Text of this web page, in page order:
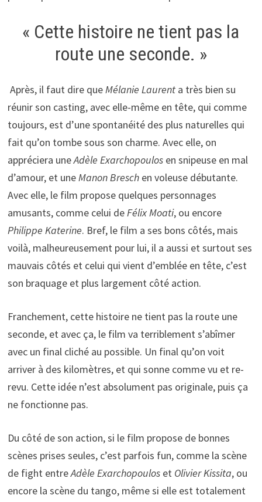
« Cette histoire ne tient pas la
route une seconde. »
Après, il faut dire queMélanie Laurenta très bien su
réunir son casting, avec elle-même en tête, qui comme
toujours, est d’une spontanéité des plus naturelles qui
fait qu’on tombe sous son charme. Avec elle, on
appréciera uneAdèle Exarchopoulosen snipeuse en mal
d’amour, et uneManon Breschen voleuse débutante.
Avec elle, le film propose quelques personnages
amusants, comme celui deFélix Moati, ou encore
Philippe Katerine. Bref, le film a ses bons côtés, mais
voilà, malheureusement pour lui, il a aussi et surtout ses
mauvais côtés et celui qui vient d’emblée en tête, c’est
son braquage et plus largement côté action.
Franchement, cette histoire ne tient pas la route une
seconde, et avec ça, le film va terriblement s’abîmer
avec un final cliché au possible. Un final qu’on voit
arriver à des kilomètres, et qui sonne comme vu et re-
revu. Cette idée n’est absolument pas originale, puis ça
ne fonctionne pas.
Du côté de son action, si le film propose de bonnes
scènes prises seules, c’est parfois fun, comme la scène
de fight entreAdèle Exarchopouloset Olivier Kissita, ou
encore la scène du tango, même si elle est totalement